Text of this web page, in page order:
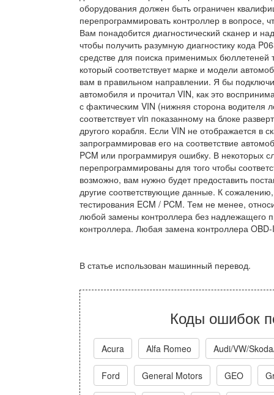
оборудования должен быть ограничен
перепрограммировать контроллер в вопросе,
Вам понадобится диагностический сканер и
чтобы получить разумную диагностику кода
средстве для поиска применимых бюллетеней
который соответствует марке и модели
вам в правильном направлении. Я бы
автомобиля и прочитал VIN, как это
с фактическим VIN (нижняя сторона водителя
соответствует vin показанному на блоке
другого корабля. Если VIN не отображается в
запрограммировав его на соответствие
PCM или программируя ошибку. В некоторых
перепрограммированы для того чтобы
возможно, вам нужно будет предоставить
другие соответствующие данные. К
тестирования ECM / PCM. Тем не менее,
любой замены контроллера без надлежащего
контроллера. Любая замена контроллера
В статье использован машинный перевод.
Коды ошибок
Acura Alfa Romeo Audi/VW/
Ford General Motors GEO